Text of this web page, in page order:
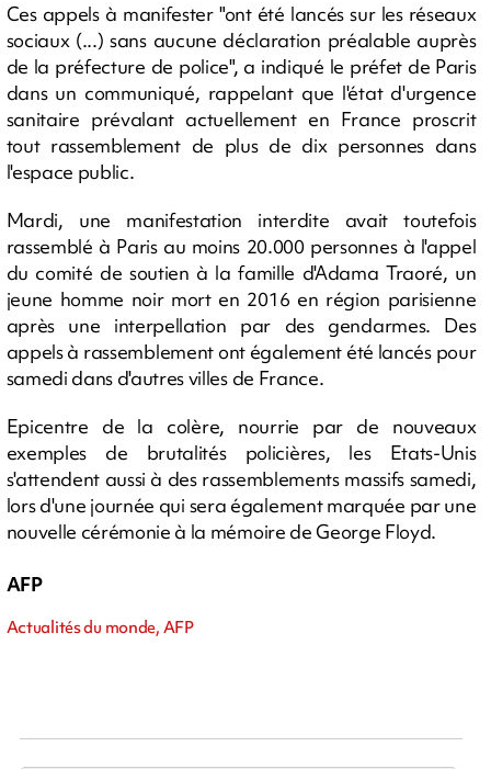
Ces appels à manifester "ont été lancés sur les réseaux
sociaux (...) sans aucune déclaration préalable auprès
de la préfecture de police", a indiqué le préfet de Paris
dans un communiqué, rappelant que l'état d'urgence
sanitaire prévalant actuellement en France proscrit
tout rassemblement de plus de dix personnes dans
l'espace public.
Mardi, une manifestation interdite avait toutefois
rassemblé à Paris au moins 20.000 personnes à l'appel
du comité de soutien à la famille d'Adama Traoré, un
jeune homme noir mort en 2016 en région parisienne
après une interpellation par des gendarmes. Des
appels à rassemblement ont également été lancés pour
samedi dans d'autres villes de France.
Epicentre de la colère, nourrie par de nouveaux
exemples de brutalités policières, les Etats-Unis
s'attendent aussi à des rassemblements massifs samedi,
lors d'une journée qui sera également marquée par une
nouvelle cérémonie à la mémoire de George Floyd.
AFP
Actualités du monde, AFP